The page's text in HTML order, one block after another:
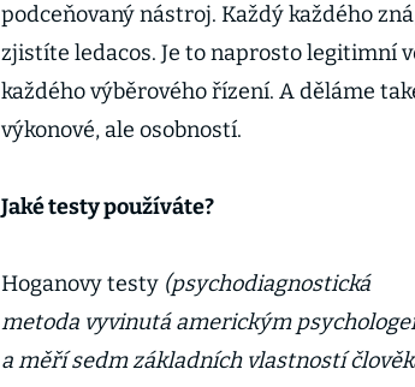
podceňovaný nástroj. Každý každého
zjistíte ledacos. Je to naprosto legitimní
každého výběrového řízení. A děláme
výkonové, ale osobností.
Jaké testy používáte?
Hoganovy testy (psychodiagnostická
metoda vyvinutá americkým
a měří sedm základních vlastností